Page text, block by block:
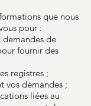
que nous
pour :
de
fournir des
registres ;
vos demandes ;
liées au